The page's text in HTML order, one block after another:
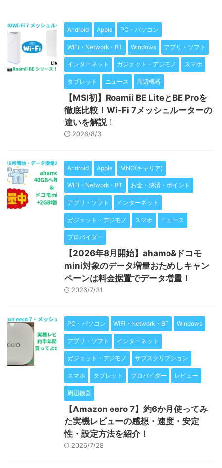
Android Apple PC・パソコン
WiFi・Network・BT Windows アプリ・ソフト
インターネット ガジェット・デジモノ スマホ
タブレット ニュース 周辺機器
【MSI初】Roamii BE LiteとBE Proを
徹底比較！Wi-Fi 7メッシュルーターの
違いを解説！
2026/8/3
Android Apple MNO(キャリア)
WiFi・Network・BT お金・決済・ポイント
アプリ・ソフト インターネット
ガジェット・デジモノ スマホ ニュース
プロバイダー
【2026年8月開始】ahamo&ドコモ
mini対象のデータ増量おためしキャン
ペーンは料金据置でデータ増量！
2026/7/31
PC・パソコン WiFi・Network・BT Windows
アプリ・ソフト インターネット
ガジェット・デジモノ サブスクリプション
スマホ タブレット プロバイダー レビュー
周辺機器
【Amazon eero 7】約6か月使ってみ
た実機レビューの感想・速度・安定
性・設定方法を紹介！
2026/7/28